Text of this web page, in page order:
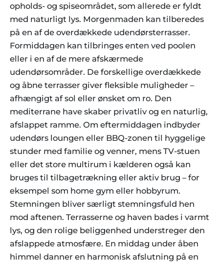
opholds- og spiseområdet, som allerede er fyldt
med naturligt lys. Morgenmaden kan tilberedes
på en af de overdækkede udendørsterrasser.
Formiddagen kan tilbringes enten ved poolen
eller i en af de mere afskærmede
udendørsområder. De forskellige overdækkede
og åbne terrasser giver fleksible muligheder –
afhængigt af sol eller ønsket om ro. Den
mediterrane have skaber privatliv og en naturlig,
afslappet ramme. Om eftermiddagen indbyder
udendørs loungen eller BBQ-zonen til hyggelige
stunder med familie og venner, mens TV-stuen
eller det store multirum i kælderen også kan
bruges til tilbagetrækning eller aktiv brug – for
eksempel som home gym eller hobbyrum.
Stemningen bliver særligt stemningsfuld hen
mod aftenen. Terrasserne og haven bades i varmt
lys, og den rolige beliggenhed understreger den
afslappede atmosfære. En middag under åben
himmel danner en harmonisk afslutning på en